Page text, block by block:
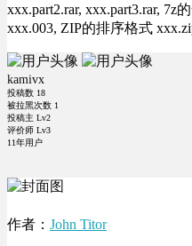
xxx.part2.rar, xxx.part3.rar, 7z
xxx.003, ZIP的排序格式
kamivx
投稿数 18
被拉黑次数 1
投稿主 Lv2
评价师 Lv3
11年用户
作者： John Titor